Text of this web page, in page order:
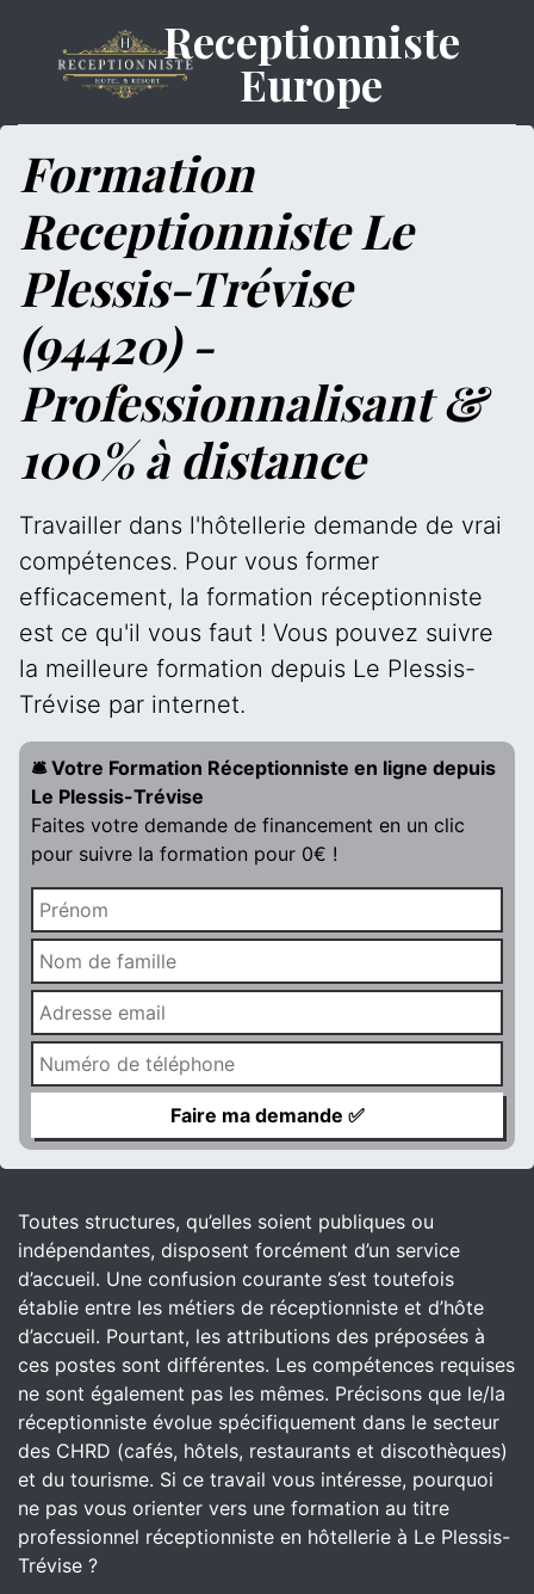
Receptionniste
Europe
Formation
Receptionniste Le
Plessis-Trévise
(94420) -
Professionnalisant &
100% à distance
Travailler dans l'hôtellerie demande de vrai
compétences. Pour vous former
efficacement, la formation réceptionniste
est ce qu'il vous faut ! Vous pouvez suivre
la meilleure formation depuis Le Plessis-
Trévise par internet.
🛎️ Votre Formation Réceptionniste en ligne depuis
Le Plessis-Trévise
Faites votre demande de financement en un clic
pour suivre la formation pour 0€ !
Toutes structures, qu’elles soient publiques ou
indépendantes, disposent forcément d’un service
d’accueil. Une confusion courante s’est toutefois
établie entre les métiers de réceptionniste et d’hôte
d’accueil. Pourtant, les attributions des préposées à
ces postes sont différentes. Les compétences requises
ne sont également pas les mêmes. Précisons que le/la
réceptionniste évolue spécifiquement dans le secteur
des CHRD (cafés, hôtels, restaurants et discothèques)
et du tourisme. Si ce travail vous intéresse, pourquoi
ne pas vous orienter vers une formation au titre
professionnel réceptionniste en hôtellerie à Le Plessis-
Trévise ?